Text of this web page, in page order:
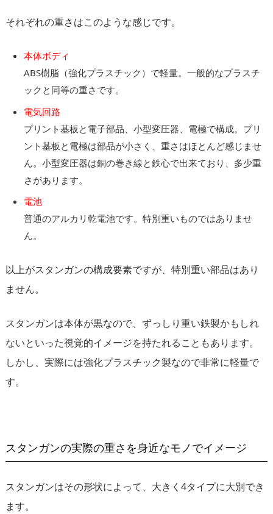
それぞれの重さはこのような感じです。
本体ボディ
ABS樹脂（強化プラスチック）で軽量。一般的なプラスチ
ックと同等の重さです。
電気回路
プリント基板と電子部品、小型変圧器、電極で構成。プリ
ント基板と電極は部品が小さく、重さはほとんど感じませ
ん。小型変圧器は銅の巻き線と鉄心で出来ており、多少重
さがあります。
電池
普通のアルカリ乾電池です。特別重いものではありませ
ん。
以上がスタンガンの構成要素ですが、特別重い部品はあり
ません。
スタンガンは本体が黒なので、ずっしり重い鉄製かもしれ
ないといった視覚的イメージを持たれることもあります。
しかし、実際には強化プラスチック製なので非常に軽量で
す。
スタンガンの実際の重さを身近なモノでイメージ
スタンガンはその形状によって、大きく4タイプに大別でき
ます。